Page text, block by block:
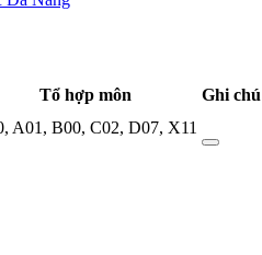
Tổ hợp môn
Ghi chú
, A01, B00, C02, D07, X11